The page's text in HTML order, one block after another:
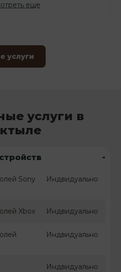
еще
услуги
услуги в
-
Sony
Индвидуально
Xbox Индвидуально
Индвидуально
Индвидуально